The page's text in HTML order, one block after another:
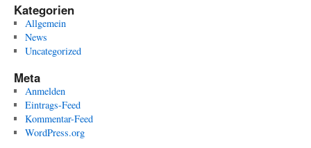
Kategorien
Allgemein
News
Uncategorized
Meta
Anmelden
Eintrags-Feed
Kommentar-Feed
WordPress.org